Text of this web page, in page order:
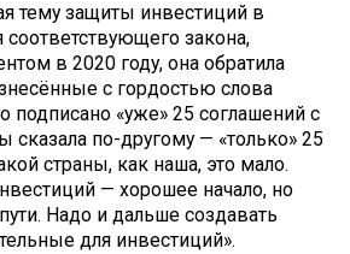
тему защиты инвестиций в
соответствующего закона,
в 2020 году, она обратила
с гордостью слова
подписано «уже» 25 соглашений с
сказала по-другому — «только» 25
страны, как наша, это мало.
— хорошее начало, но
Надо и дальше создавать
для инвестиций».